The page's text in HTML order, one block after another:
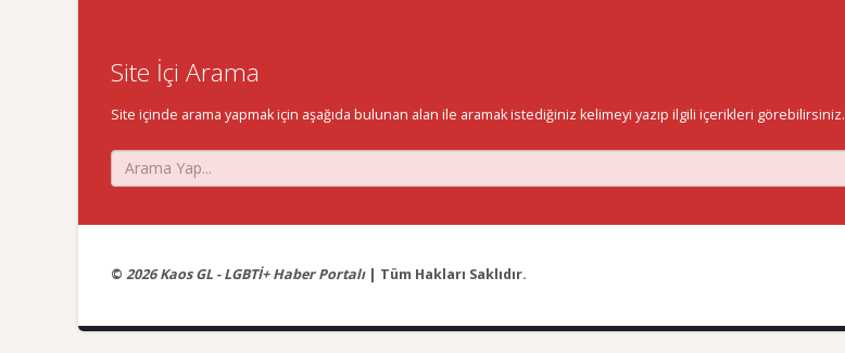
Site İçi Arama
Site içinde arama yapmak için aşağıda bulunan alan ile aramak istediğiniz kelimeyi yazıp ilgili içerikleri görebilirsiniz.
© 2026 Kaos GL - LGBTİ+ Haber Portalı| Tüm Hakları Saklıdır.